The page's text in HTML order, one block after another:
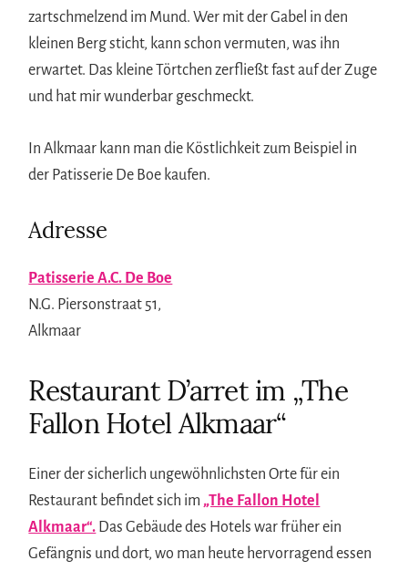
zartschmelzend im Mund. Wer mit der Gabel in den
kleinen Berg sticht, kann schon vermuten, was ihn
erwartet. Das kleine Törtchen zerfließt fast auf der Zuge
und hat mir wunderbar geschmeckt.
In Alkmaar kann man die Köstlichkeit zum Beispiel in
der Patisserie De Boe kaufen.
Adresse
Patisserie A.C. De Boe
N.G. Piersonstraat 51,
Alkmaar
Restaurant D’arret im „The
Fallon Hotel Alkmaar“
Einer der sicherlich ungewöhnlichsten Orte für ein
Restaurant befindet sich im „The Fallon Hotel
Alkmaar“. Das Gebäude des Hotels war früher ein
Gefängnis und dort, wo man heute hervorragend essen